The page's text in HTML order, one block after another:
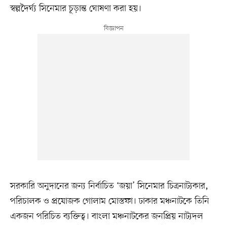
স্বল্পদৈর্ঘ্য সিনেমার চূড়ান্ত ঘোষণা করা হয়।
সরকারি অনুদানের জন্য নির্বাচিত ‘জয়া’ সিনেমার চিত্রনাট্যকার,
পরিচালক ও প্রযোজক গোলাম মোস্তফা। ঢাকার মঞ্চনাটকে তিনি
একজন পরিচিত ব্যক্তিত্ব। বাংলা মঞ্চনাটকের জনপ্রিয় নাট্যদল